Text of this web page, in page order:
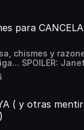
para
chismes y
acast.com/
( y otras